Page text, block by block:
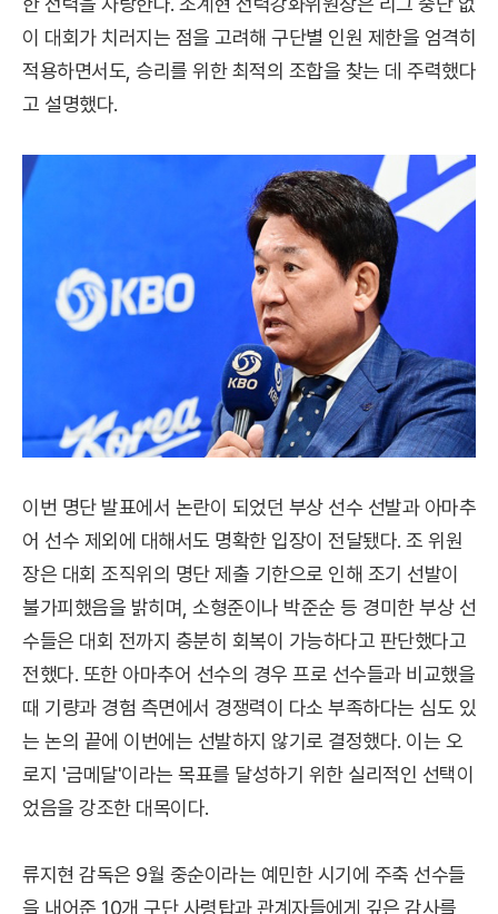
이 대회가 치러지는 점을 고려해 구단별 인원 제한을 엄격히
적용하면서도, 승리를 위한 최적의 조합을 찾는 데 주력했다
고 설명했다.
이번 명단 발표에서 논란이 되었던 부상 선수 선발과 아마추
어 선수 제외에 대해서도 명확한 입장이 전달됐다. 조 위원
장은 대회 조직위의 명단 제출 기한으로 인해 조기 선발이
불가피했음을 밝히며, 소형준이나 박준순 등 경미한 부상 선
수들은 대회 전까지 충분히 회복이 가능하다고 판단했다고
전했다. 또한 아마추어 선수의 경우 프로 선수들과 비교했을
때 기량과 경험 측면에서 경쟁력이 다소 부족하다는 심도 있
는 논의 끝에 이번에는 선발하지 않기로 결정했다. 이는 오
로지 '금메달'이라는 목표를 달성하기 위한 실리적인 선택이
었음을 강조한 대목이다.
류지현 감독은 9월 중순이라는 예민한 시기에 주축 선수들
을 내어준 10개 구단 사령탑과 관계자들에게 깊은 감사를